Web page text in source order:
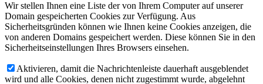
Wir stellen Ihnen eine Liste der von Ihrem Computer auf unserer
Domain gespeicherten Cookies zur Verfügung. Aus
Sicherheitsgründen können wie Ihnen keine Cookies anzeigen, die
von anderen Domains gespeichert werden. Diese können Sie in den
Sicherheitseinstellungen Ihres Browsers einsehen.
Aktivieren, damit die Nachrichtenleiste dauerhaft ausgeblendet
wird und alle Cookies, denen nicht zugestimmt wurde, abgelehnt